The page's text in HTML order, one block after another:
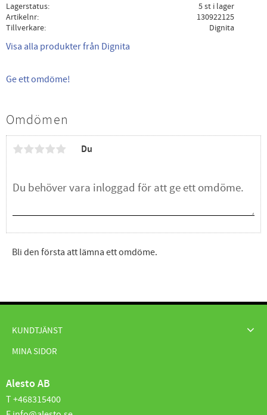
Lagerstatus
5 st i lager
Artikelnr
130922125
Tillverkare
Dignita
Visa alla produkter från Dignita
Ge ett omdöme!
Omdömen
Du
Bli den första att lämna ett omdöme.
KUNDTJÄNST
MINA SIDOR
Alesto AB
T +468315400